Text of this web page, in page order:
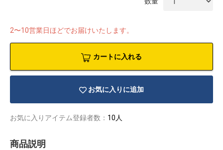
2〜10営業日ほどでお届けいたします。
カートに入れる
お気に入りに追加
お気に入りアイテム登録者数： 10人
商品説明
アダルトグ